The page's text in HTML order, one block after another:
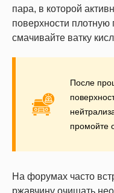
пара, в которой
поверхности
смачивайте ватку
После
промойте
На форумах часто
ржавчину очищать